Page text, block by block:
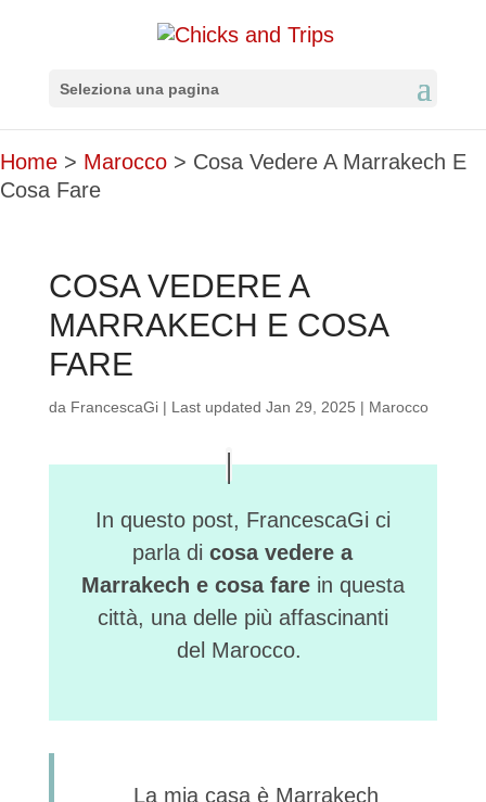
Seleziona una pagina
Home > Marocco > Cosa Vedere A Marrakech E
Cosa Fare
COSA VEDERE A
MARRAKECH E COSA
FARE
da FrancescaGi| Last updated Jan 29, 2025 | Marocco
In questo post, FrancescaGi ci
parla dicosa vedere a
Marrakech e cosa farein questa
città, una delle più affascinanti
del Marocco.
La mia casa è Marrakech